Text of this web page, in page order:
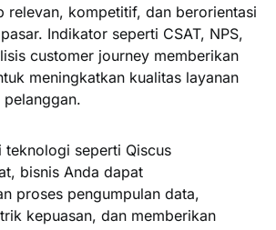
relevan, kompetitif, dan berorientasi
Indikator seperti CSAT, NPS,
customer journey memberikan
meningkatkan kualitas layanan
teknologi seperti Qiscus
bisnis Anda dapat
proses pengumpulan data,
kepuasan, dan memberikan